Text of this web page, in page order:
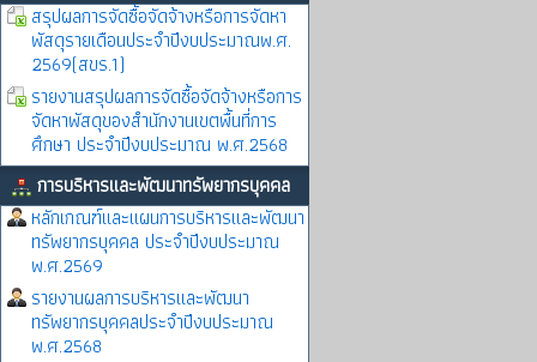
สรุปผลการจัดซื้อจัดจ้างหรือการจัดหา
พัสดุรายเดือนประจำปีงบประมาณพ.ศ.
2569(สขร.1)
รายงานสรุปผลการจัดซื้อจัดจ้างหรือการ
จัดหาพัสดุของสำนักงานเขตพื้นที่การ
ศึกษา ประจำปีงบประมาณ พ.ศ.2568
การบริหารและพัฒนาทรัพยากรบุคคล
หลักเกณฑ์และแผนการบริหารและพัฒนา
ทรัพยากรบุคคล ประจำปีงบประมาณ
พ.ศ.2569
รายงานผลการบริหารและพัฒนา
ทรัพยากรบุคคลประจำปีงบประมาณ
พ.ศ.2568